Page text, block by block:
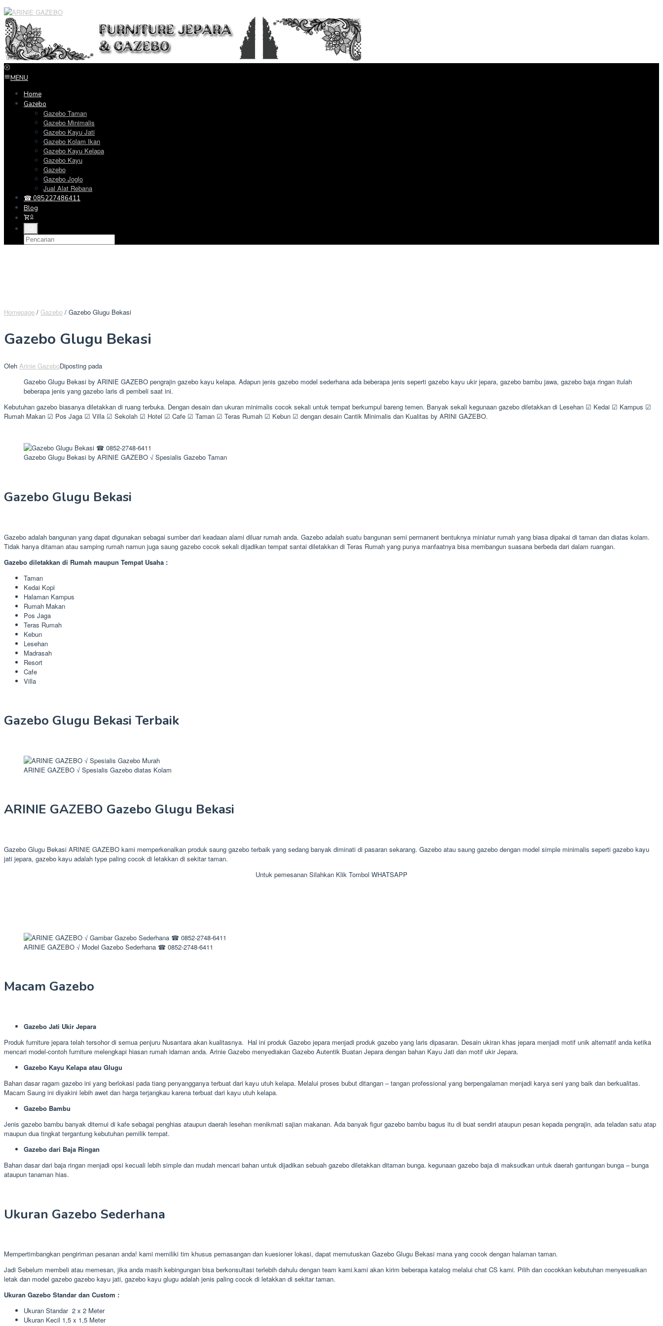
Loncat
ke
konten
MENU
Home
Gazebo
Gazebo Taman
Gazebo Minimalis
Gazebo Kayu Jati
Gazebo Kolam Ikan
Gazebo Kayu Kelapa
Gazebo Kayu
Gazebo
Gazebo Joglo
Jual Alat Rebana
☎ 085227486411
Blog
0
Homepage / Gazebo / Gazebo Glugu Bekasi
Gazebo Glugu Bekasi
Oleh Arinie GazeboDiposting pada
Gazebo Glugu Bekasi by ARINIE GAZEBO pengrajin gazebo kayu kelapa. Adapun jenis gazebo model sederhana ada beberapa jenis seperti gazebo kayu ukir jepara, gazebo bambu jawa, gazebo baja ringan itulah
beberapa jenis yang gazebo laris di pembeli saat ini.
Kebutuhan gazebo biasanya diletakkan di ruang terbuka. Dengan desain dan ukuran minimalis cocok sekali untuk tempat berkumpul bareng temen. Banyak sekali kegunaan gazebo diletakkan di Lesehan ☑ Kedai ☑ Kampus ☑
Rumah Makan ☑ Pos Jaga ☑ Villa ☑ Sekolah ☑ Hotel ☑ Cafe ☑ Taman ☑ Teras Rumah ☑ Kebun ☑ dengan desain Cantik Minimalis dan Kualitas by ARINI GAZEBO.
Gazebo Glugu Bekasi by ARINIE GAZEBO √ Spesialis Gazebo Taman
Gazebo Glugu Bekasi
Gazebo adalah bangunan yang dapat digunakan sebagai sumber dari keadaan alami diluar rumah anda. Gazebo adalah suatu bangunan semi permanent bentuknya miniatur rumah yang biasa dipakai di taman dan diatas kolam.
Tidak hanya ditaman atau samping rumah namun juga saung gazebo cocok sekali dijadikan tempat santai diletakkan di Teras Rumah yang punya manfaatnya bisa membangun suasana berbeda dari dalam ruangan.
Gazebo diletakkan di Rumah maupun Tempat Usaha :
Taman
Kedai Kopi
Halaman Kampus
Rumah Makan
Pos Jaga
Teras Rumah
Kebun
Lesehan
Madrasah
Resort
Cafe
Villa
Gazebo Glugu Bekasi Terbaik
ARINIE GAZEBO √ Spesialis Gazebo diatas Kolam
ARINIE GAZEBO Gazebo Glugu Bekasi
Gazebo Glugu Bekasi ARINIE GAZEBO kami memperkenalkan produk saung gazebo terbaik yang sedang banyak diminati di pasaran sekarang. Gazebo atau saung gazebo dengan model simple minimalis seperti gazebo kayu
jati jepara, gazebo kayu adalah type paling cocok di letakkan di sekitar taman.
Untuk pemesanan Silahkan Klik Tombol WHATSAPP
ARINIE GAZEBO √ Model Gazebo Sederhana ☎ 0852-2748-6411
Macam Gazebo
Gazebo Jati Ukir Jepara
Produk furniture jepara telah tersohor di semua penjuru Nusantara akan kualitasnya. Hal ini produk Gazebo jepara menjadi produk gazebo yang laris dipasaran. Desain ukiran khas jepara menjadi motif unik alternatif anda ketika
mencari model-contoh furniture melengkapi hiasan rumah idaman anda. Arinie Gazebo menyediakan Gazebo Autentik Buatan Jepara dengan bahan Kayu Jati dan motif ukir Jepara.
Gazebo Kayu Kelapa atau Glugu
Bahan dasar ragam gazebo ini yang berlokasi pada tiang penyangganya terbuat dari kayu utuh kelapa. Melalui proses bubut ditangan – tangan professional yang berpengalaman menjadi karya seni yang baik dan berkualitas.
Macam Saung ini diyakini lebih awet dan harga terjangkau karena terbuat dari kayu utuh kelapa.
Gazebo Bambu
Jenis gazebo bambu banyak ditemui di kafe sebagai penghias ataupun daerah lesehan menikmati sajian makanan. Ada banyak figur gazebo bambu bagus itu di buat sendiri ataupun pesan kepada pengrajin, ada teladan satu atap
maupun dua tingkat tergantung kebutuhan pemilik tempat.
Gazebo dari Baja Ringan
Bahan dasar dari baja ringan menjadi opsi kecuali lebih simple dan mudah mencari bahan untuk dijadikan sebuah gazebo diletakkan ditaman bunga. kegunaan gazebo baja di maksudkan untuk daerah gantungan bunga – bunga
ataupun tanaman hias.
Ukuran Gazebo Sederhana
Mempertimbangkan pengiriman pesanan anda! kami memiliki tim khusus pemasangan dan kuesioner lokasi, dapat memutuskan Gazebo Glugu Bekasi mana yang cocok dengan halaman taman.
Jadi Sebelum membeli atau memesan, jika anda masih kebingungan bisa berkonsultasi terlebih dahulu dengan team kami.kami akan kirim beberapa katalog melalui chat CS kami. Pilih dan cocokkan kebutuhan menyesuaikan
letak dan model gazebo gazebo kayu jati, gazebo kayu glugu adalah jenis paling cocok di letakkan di sekitar taman.
Ukuran Gazebo Standar dan Custom :
Ukuran Standar 2 x 2 Meter
Ukuran Kecil 1,5 x 1,5 Meter